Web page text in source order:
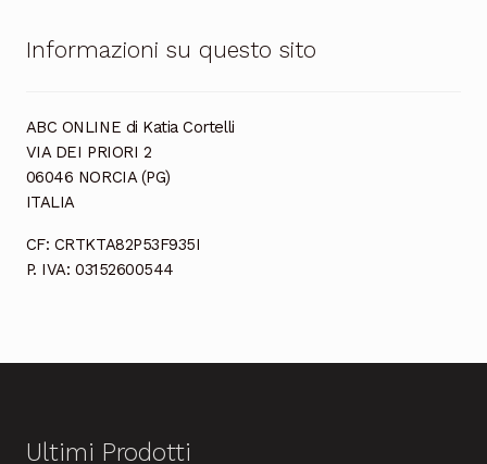
Informazioni su questo sito
ABC ONLINE di Katia Cortelli
VIA DEI PRIORI 2
06046 NORCIA (PG)
ITALIA
CF: CRTKTA82P53F935I
P. IVA: 03152600544
Ultimi Prodotti